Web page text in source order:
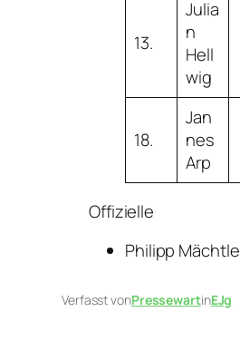
13.
Julia
n
Hell
wig
18.
Jan
nes
Arp
Offizielle
Philipp Mächtle
Verfasst vonPressewartinEJg